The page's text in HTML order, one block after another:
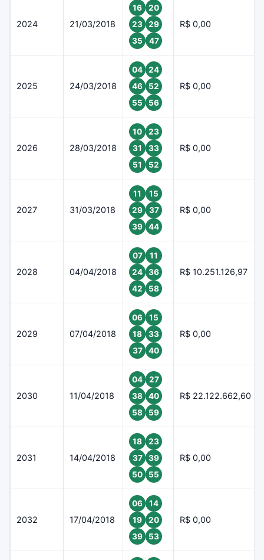
2024 21/03/2018
16
20
23
29
35
47
R$ 0,00
2025 24/03/2018
04
24
46
52
55
56
R$ 0,00
2026 28/03/2018
10
23
31
33
51
52
R$ 0,00
2027 31/03/2018
11
15
29
37
39
44
R$ 0,00
2028 04/04/2018
07
11
24
36
42
58
R$ 10.251.126,97
2029 07/04/2018
06
15
18
33
37
40
R$ 0,00
2030 11/04/2018
04
27
38
40
58
59
R$ 22.122.662,60
2031 14/04/2018
18
23
37
39
50
55
R$ 0,00
2032 17/04/2018
06
14
19
20
39
53
R$ 0,00